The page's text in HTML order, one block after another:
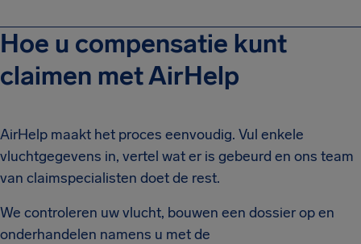
Hoe u compensatie kunt
claimen met AirHelp
AirHelp maakt het proces eenvoudig. Vul enkele
vluchtgegevens in, vertel wat er is gebeurd en ons team
van claimspecialisten doet de rest.
We controleren uw vlucht, bouwen een dossier op en
onderhandelen namens u met de